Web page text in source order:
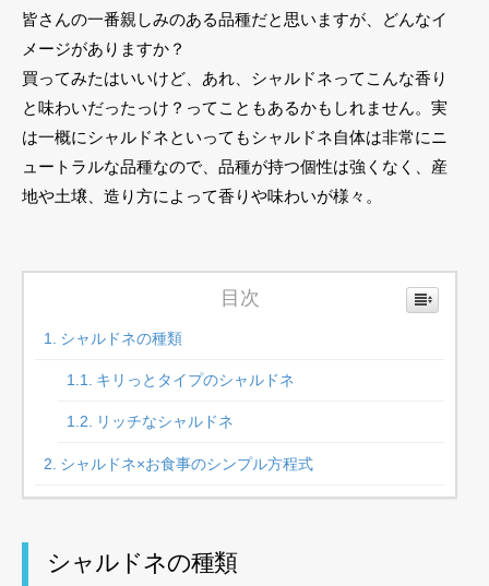
皆さんの一番親しみのある品種だと思いますが、どんなイ
メージがありますか？
買ってみたはいいけど、あれ、シャルドネってこんな香り
と味わいだったっけ？ってこともあるかもしれません。実
は一概にシャルドネといってもシャルドネ自体は非常にニ
ュートラルな品種なので、品種が持つ個性は強くなく、産
地や土壌、造り方によって香りや味わいが様々。
目次
シャルドネの種類
キリっとタイプのシャルドネ
リッチなシャルドネ
シャルドネ×お食事のシンプル方程式
シャルドネの種類